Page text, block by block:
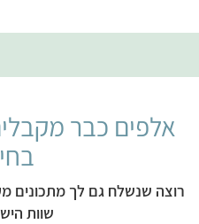
אלפים כבר
רוצה שנשלח גם לך מתכונים
שוות